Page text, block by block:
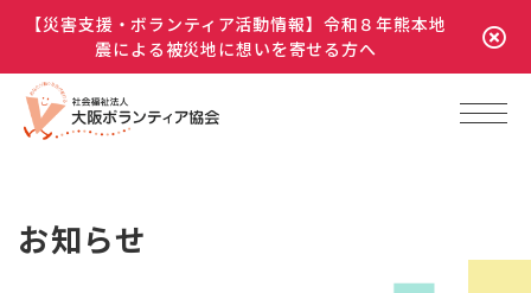
【災害支援・ボランティア活動情報】令和８年熊本地
震による被災地に想いを寄せる方へ
お知らせ